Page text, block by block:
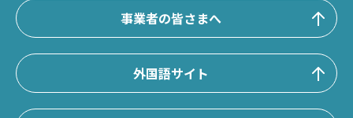
事業者の皆さまへ
外国語サイト